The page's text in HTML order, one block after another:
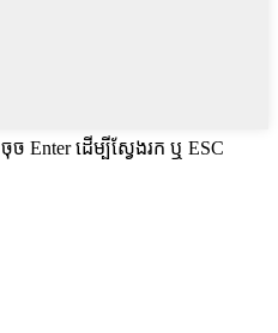
ចុច Enter ដើម្បីស្វែងរក ឬ ESC